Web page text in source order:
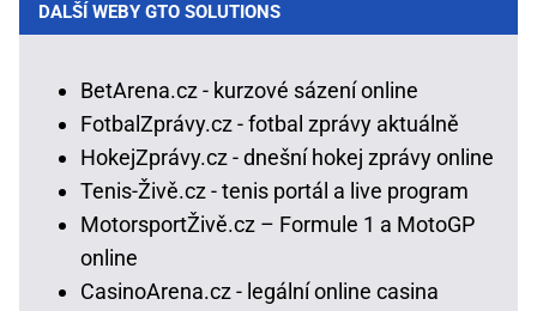
DALŠÍ WEBY GTO SOLUTIONS
BetArena.cz - kurzové sázení online
FotbalZprávy.cz - fotbal zprávy aktuálně
HokejZprávy.cz - dnešní hokej zprávy online
Tenis-Živě.cz - tenis portál a live program
MotorsportŽivě.cz – Formule 1 a MotoGP
online
CasinoArena.cz - legální online casina